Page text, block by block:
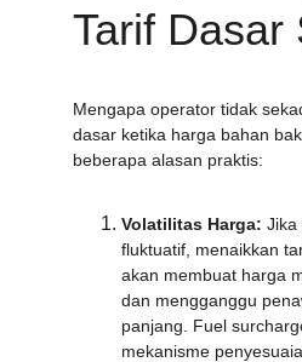
Tarif Dasar
Mengapa operator tidak
dasar ketika harga bahan
beberapa alasan praktis:
Volatilitas Harga: Jika
fluktuatif, menaikkan
akan membuat harga
dan mengganggu
panjang. Fuel
mekanisme